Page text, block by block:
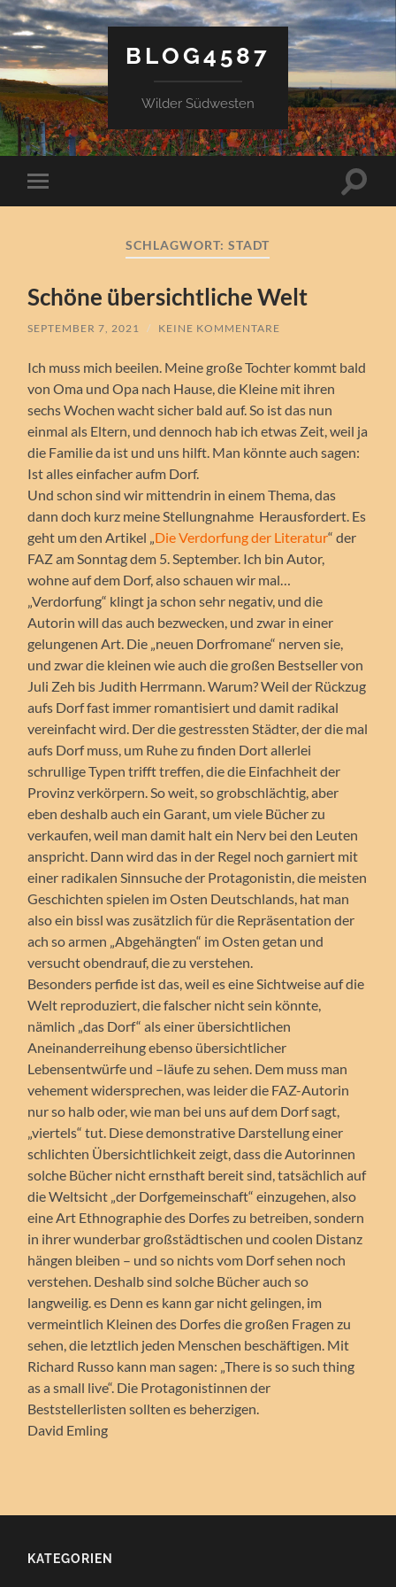
BLOG4587
Wilder Südwesten
Mobile-
Menü
SCHLAGWORT:STADT
Schöne übersichtliche Welt
SEPTEMBER 7, 2021 / KEINE KOMMENTARE
Ich muss mich beeilen. Meine große Tochter kommt bald
von Oma und Opa nach Hause, die Kleine mit ihren
sechs Wochen wacht sicher bald auf. So ist das nun
einmal als Eltern, und dennoch hab ich etwas Zeit, weil ja
die Familie da ist und uns hilft. Man könnte auch sagen:
Ist alles einfacher aufm Dorf.
Und schon sind wir mittendrin in einem Thema, das
dann doch kurz meine Stellungnahme Herausfordert. Es
geht um den Artikel „Die Verdorfung der Literatur“ der
FAZ am Sonntag dem 5. September. Ich bin Autor,
wohne auf dem Dorf, also schauen wir mal…
„Verdorfung“ klingt ja schon sehr negativ, und die
Autorin will das auch bezwecken, und zwar in einer
gelungenen Art. Die „neuen Dorfromane“ nerven sie,
und zwar die kleinen wie auch die großen Bestseller von
Juli Zeh bis Judith Herrmann. Warum? Weil der Rückzug
aufs Dorf fast immer romantisiert und damit radikal
vereinfacht wird. Der die gestressten Städter, der die mal
aufs Dorf muss, um Ruhe zu finden Dort allerlei
schrullige Typen trifft treffen, die die Einfachheit der
Provinz verkörpern. So weit, so grobschlächtig, aber
eben deshalb auch ein Garant, um viele Bücher zu
verkaufen, weil man damit halt ein Nerv bei den Leuten
anspricht. Dann wird das in der Regel noch garniert mit
einer radikalen Sinnsuche der Protagonistin, die meisten
Geschichten spielen im Osten Deutschlands, hat man
also ein bissl was zusätzlich für die Repräsentation der
ach so armen „Abgehängten“ im Osten getan und
versucht obendrauf, die zu verstehen.
Besonders perfide ist das, weil es eine Sichtweise auf die
Welt reproduziert, die falscher nicht sein könnte,
nämlich „das Dorf“ als einer übersichtlichen
Aneinanderreihung ebenso übersichtlicher
Lebensentwürfe und –läufe zu sehen. Dem muss man
vehement widersprechen, was leider die FAZ-Autorin
nur so halb oder, wie man bei uns auf dem Dorf sagt,
„viertels“ tut. Diese demonstrative Darstellung einer
schlichten Übersichtlichkeit zeigt, dass die Autorinnen
solche Bücher nicht ernsthaft bereit sind, tatsächlich auf
die Weltsicht „der Dorfgemeinschaft“ einzugehen, also
eine Art Ethnographie des Dorfes zu betreiben, sondern
in ihrer wunderbar großstädtischen und coolen Distanz
hängen bleiben – und so nichts vom Dorf sehen noch
verstehen. Deshalb sind solche Bücher auch so
langweilig. es Denn es kann gar nicht gelingen, im
vermeintlich Kleinen des Dorfes die großen Fragen zu
sehen, die letztlich jeden Menschen beschäftigen. Mit
Richard Russo kann man sagen: „There is so such thing
as a small live“. Die Protagonistinnen der
Beststellerlisten sollten es beherzigen.
David Emling
KATEGORIEN